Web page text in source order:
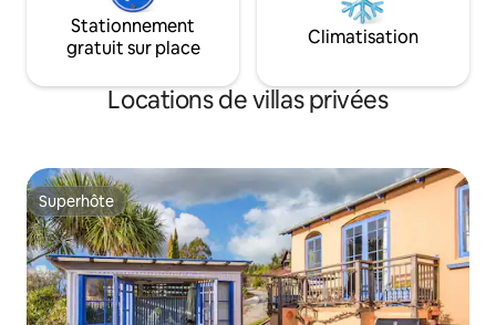
Stationnement
gratuit sur place
Climatisation
Locations de villas privées
Superhôte
Superhôte